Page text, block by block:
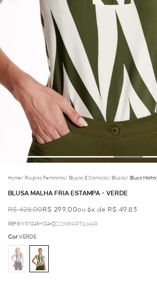
Home/ Roupas Femininas/ Blusas E Camisas/ Blusas/ Blusa
BLUSA MALHA FRIA ESTAMPA - VERDE
R$ 428,00R$ 299,00ou 6x de R$ 49,83
REF.50.01.0245-024 COMPARTILHAR
Cor:VERDE